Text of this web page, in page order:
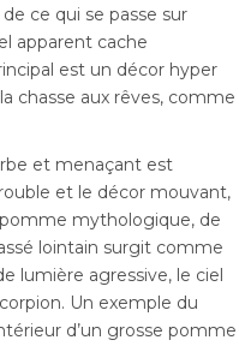
ce qui se passe sur
apparent cache
est un décor hyper
chasse aux rêves, comme
et menaçant est
et le décor mouvant,
pomme mythologique, de
lointain surgit comme
lumière agressive, le ciel
Un exemple du
d’un grosse pomme